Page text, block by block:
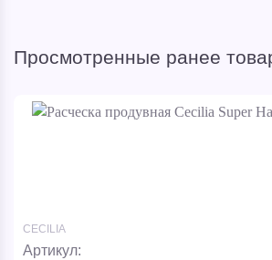
Просмотренные ранее
CECILIA
Артикул: